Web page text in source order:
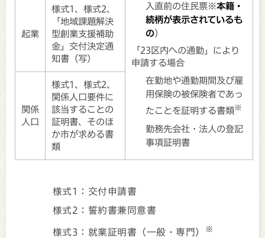
入直前の住民票※本籍・
続柄が表示されているも
の）
「23区内への通勤」により
申請する場合
在勤地や通勤期間及び雇
用保険の被保険者であっ
たことを証明する書類※
勤務先会社・法人の登記
事項証明書
起業
様式1、様式2、
「地域課題解決
型創業支援補助
金」交付決定通
知書（写）
関係
人口
様式1、様式2、
関係人口要件に
該当することの
証明書、そのほ
か市が求める書
類
様式1：交付申請書
様式2：誓約書兼同意書
様式3：就業証明書（一般・専門） ※